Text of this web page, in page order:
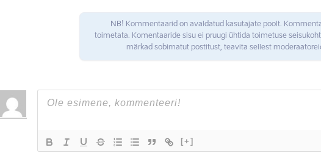
NB! Kommentaarid on avaldatud kasutajate poolt.
toimetata. Komentaaride sisu ei pruugi ühtida toimetuse
märkad sobimatut postitust, teavita sellest
[+]